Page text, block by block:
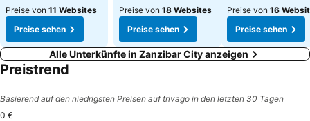
Preise von 11 Websites
Preise sehen
Preise von 18 Websites
Preise sehen
Preise von 16
Preise sehen
Alle Unterkünfte in Zanzibar City anzeigen
Preistrend
Basierend auf den niedrigsten Preisen auf trivago in den letzten 30 Tagen
0 €